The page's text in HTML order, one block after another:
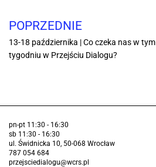
POPRZEDNIE
13-18 października | Co czeka nas w tym
tygodniu w Przejściu Dialogu?
pn-pt 11:30 - 16:30
sb 11:30 - 16:30
ul. Świdnicka 10, 50-068 Wrocław
787 054 684
przejsciedialogu@wcrs.pl